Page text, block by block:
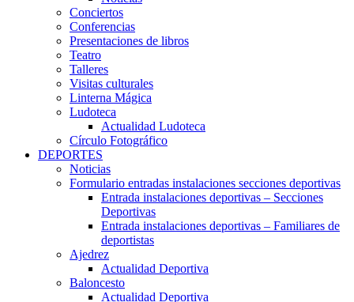
Conciertos
Conferencias
Presentaciones de libros
Teatro
Talleres
Visitas culturales
Linterna Mágica
Ludoteca
Actualidad Ludoteca
Círculo Fotográfico
DEPORTES
Noticias
Formulario entradas instalaciones secciones deportivas
Entrada instalaciones deportivas – Secciones
Deportivas
Entrada instalaciones deportivas – Familiares de
deportistas
Ajedrez
Actualidad Deportiva
Baloncesto
Actualidad Deportiva